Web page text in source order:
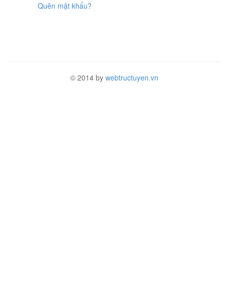
Quên mật khẩu?
© 2014 by webtructuyen.vn